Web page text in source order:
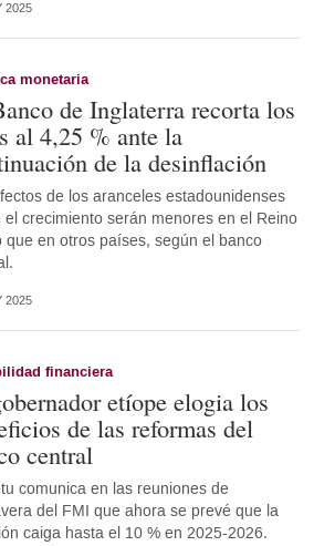
2025
monetaria
de Inglaterra recorta los
al 4,25 % ante la
de la desinflación
de los aranceles estadounidenses
el crecimiento serán menores en el Reino
que en otros países, según el banco
2025
financiera
etíope elogia los
de las reformas del
central
comunica en las reuniones de
del FMI que ahora se prevé que la
caiga hasta el 10 % en 2025-2026.